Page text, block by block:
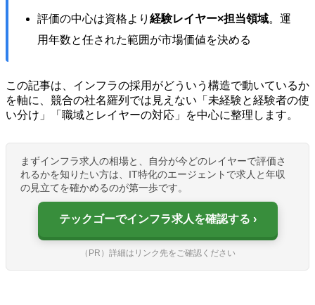
評価の中心は資格より 経験レイヤー×担当領域。運
用年数と任された範囲が市場価値を決める
この記事は、インフラの採用がどういう構造で動いているか
を軸に、競合の社名羅列では見えない「未経験と経験者の使
い分け」「職域とレイヤーの対応」を中心に整理します。
まずインフラ求人の相場と、自分が今どのレイヤーで評価さ
れるかを知りたい方は、IT特化のエージェントで求人と年収
の見立てを確かめるのが第一歩です。
テックゴーでインフラ求人を確認する
（PR）詳細はリンク先をご確認ください